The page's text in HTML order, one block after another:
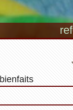
bienfaits